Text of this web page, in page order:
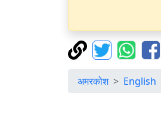
अमरकोश English